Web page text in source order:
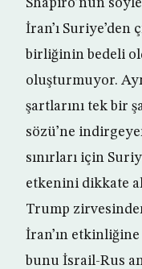
Shapiro’nun
İran’ı Suriye’den
birliğinin bedeli
oluşturmuyor.
şartlarını tek bir
sözü’ne
sınırları için
etkenini dikkate
Trump
İran’ın etkinliğine
bunu İsrail-Rus